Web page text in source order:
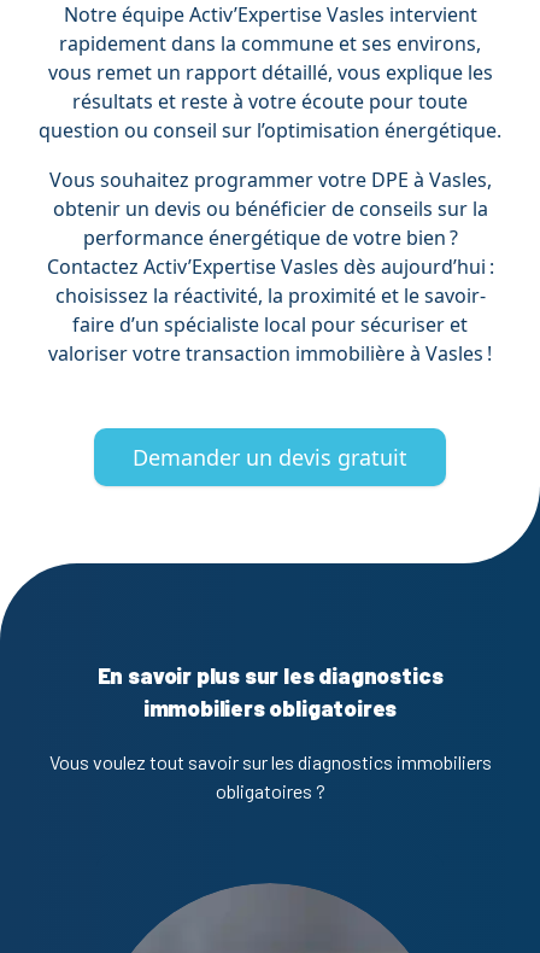
Notre équipe Activ’Expertise Vasles intervient
rapidement dans la commune et ses environs,
vous remet un rapport détaillé, vous explique les
résultats et reste à votre écoute pour toute
question ou conseil sur l’optimisation énergétique.
Vous souhaitez programmer votre DPE à Vasles,
obtenir un devis ou bénéficier de conseils sur la
performance énergétique de votre bien ?
Contactez Activ’Expertise Vasles dès aujourd’hui :
choisissez la réactivité, la proximité et le savoir-
faire d’un spécialiste local pour sécuriser et
valoriser votre transaction immobilière à Vasles !
Demander un devis gratuit
En savoir plus sur les diagnostics
immobiliers obligatoires
Vous voulez tout savoir sur les diagnostics immobiliers
obligatoires ?